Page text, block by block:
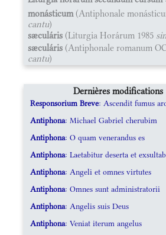
monásticum(Antiphonale
cantu)
sæculáris (Liturgia Horárum 1985
sæculáris (Antiphonale romanum
cantu)
Dernières modifications
Responsorium Breve: Ascendit fumus
Antiphona: Michael Gabriel cherubim
Antiphona: O quam venerandus es
Antiphona: Laetabitur deserta et
Antiphona: Angeli et omnes virtutes
Antiphona: Omnes sunt administratorii
Antiphona: Angelis suis Deus
Antiphona: Veniat iterum angelus